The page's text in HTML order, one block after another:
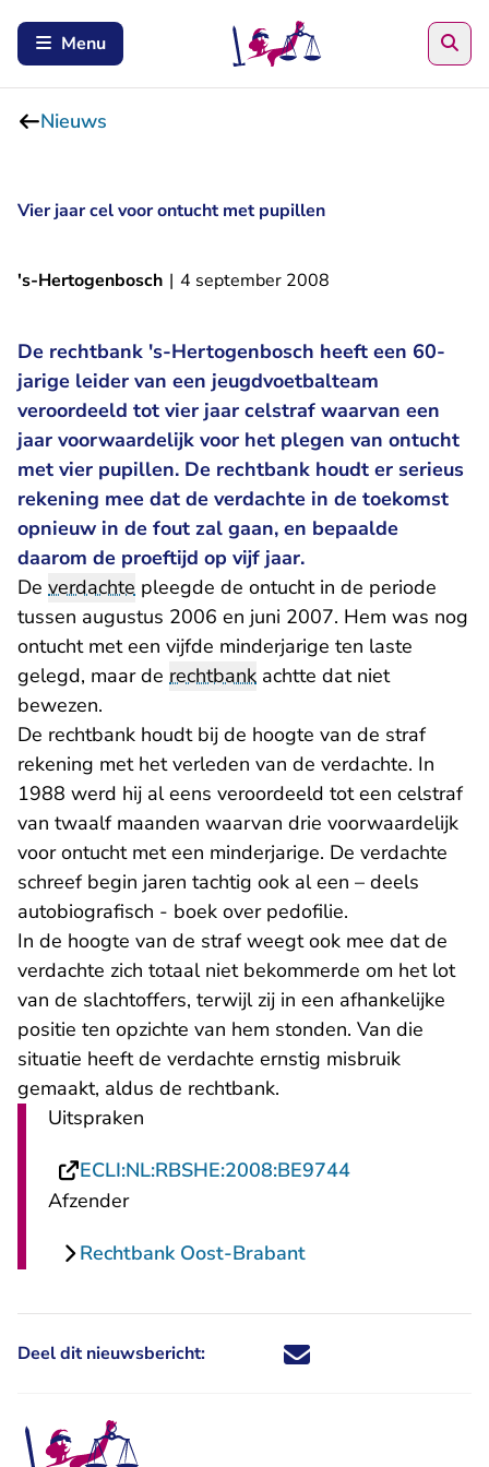
Menu
Nieuws
Vier jaar cel voor ontucht met pupillen
's-Hertogenbosch | 4 september 2008
De rechtbank 's-Hertogenbosch heeft een 60-
jarige leider van een jeugdvoetbalteam
veroordeeld tot vier jaar celstraf waarvan een
jaar voorwaardelijk voor het plegen van ontucht
met vier pupillen. De rechtbank houdt er serieus
rekening mee dat de verdachte in de toekomst
opnieuw in de fout zal gaan, en bepaalde
daarom de proeftijd op vijf jaar.
De verdachte pleegde de ontucht in de periode
tussen augustus 2006 en juni 2007. Hem was nog
ontucht met een vijfde minderjarige ten laste
gelegd, maar de rechtbank achtte dat niet
bewezen.
De rechtbank houdt bij de hoogte van de straf
rekening met het verleden van de verdachte. In
1988 werd hij al eens veroordeeld tot een celstraf
van twaalf maanden waarvan drie voorwaardelijk
voor ontucht met een minderjarige. De verdachte
schreef begin jaren tachtig ook al een – deels
autobiografisch - boek over pedofilie.
In de hoogte van de straf weegt ook mee dat de
verdachte zich totaal niet bekommerde om het lot
van de slachtoffers, terwijl zij in een afhankelijke
positie ten opzichte van hem stonden. Van die
situatie heeft de verdachte ernstig misbruik
gemaakt, aldus de rechtbank.
Uitspraken
ECLI:NL:RBSHE:2008:BE9744- U verlaat
Afzender
Rechtbank Oost-Brabant
Deel dit nieuwsbericht: Deel dit nieuwsbericht via X -
Deel dit nieuwsbericht via
Deel dit nieuwsbericht
Deel dit